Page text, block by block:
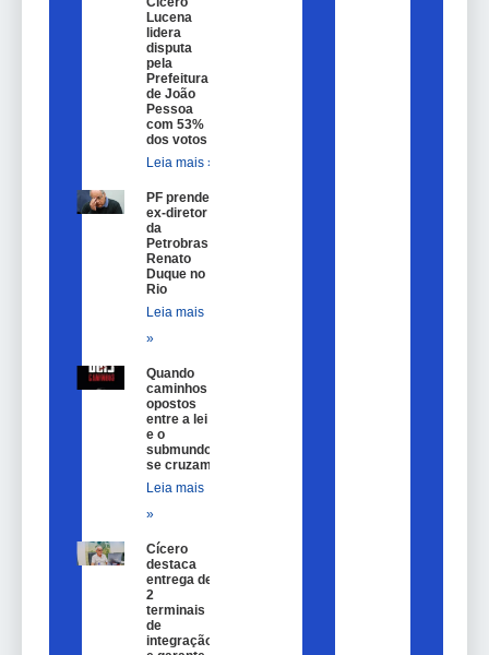
Lucena
lidera
disputa
pela
Prefeitura
de João
Pessoa
com 53%
dos votos
Leia mais »
PF prende
ex-diretor
da
Petrobras
Renato
Duque no
Rio
Leia mais
»
Quando
caminhos
opostos
entre a lei
e o
submundo
se cruzam
Leia mais
»
Cícero
destaca
entrega de
2
terminais
de
integração